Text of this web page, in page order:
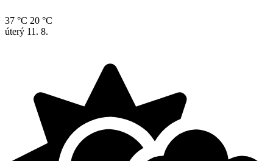
37 °C 20 °C
úterý 11. 8.